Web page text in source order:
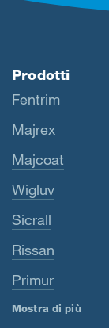
Prodotti
Fentrim
Majrex
Majcoat
Wigluv
Sicrall
Rissan
Primur
Mostra di più